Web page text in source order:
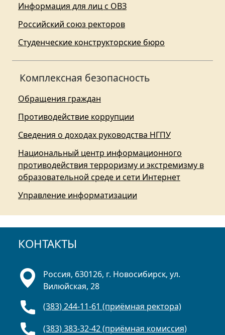
Информация для лиц с ОВЗ
Российский союз ректоров
Студенческие конструкторские бюро
Комплексная безопасность
Обращения граждан
Противодействие коррупции
Сведения о доходах руководства НГПУ
Национальный центр информационного
противодействия терроризму и экстремизму в
образовательной среде и сети Интернет
Управление информатизации
КОНТАКТЫ
Россия, 630126, г. Новосибирск, ул.
Вилюйская, 28
(383) 244-11-61 (приёмная ректора)
(383) 383-32-42 (приёмная комиссия)